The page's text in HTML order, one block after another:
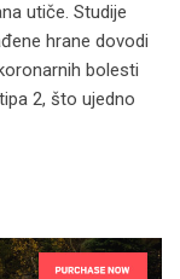
utiče. Studije
hrane dovodi
bolesti
2, što ujedno